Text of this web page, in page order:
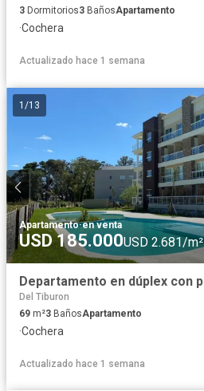
3 Dormitorios3 BañosApartamento
·Cochera
Actualizado hace 1 semana
1 /13
Apartamento·en venta
USD 185.000USD 2.681/m²
Del Tiburon
69 m²3 BañosApartamento
·Cochera
Actualizado hace 1 semana